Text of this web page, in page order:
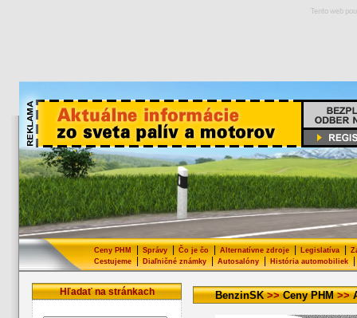
Tento web
Ceny PHM Správy Čo je čo Alternatívne zdroje Legislatíva
Cestujeme| Diaľničné známky| Autosalóny| História automobiliek|
Hľadať na stránkach BenzinSK>>Ceny PHM>>